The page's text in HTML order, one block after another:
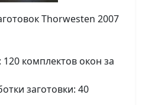
Thorwesten 2007
комплектов окон за
заготовки: 40